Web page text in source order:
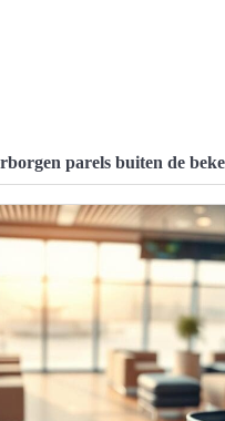
parels buiten de